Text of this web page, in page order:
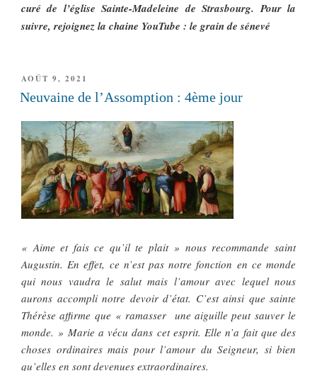
curé de l’église Sainte-Madeleine de Strasbourg. Pour la
suivre, rejoignez la chaine YouTube : le grain de sénevé
PUBLIÉ
LE
AOÛT 9, 2021
Neuvaine de l’Assomption : 4ème jour
« Aime et fais ce qu’il te plait » nous recommande saint
Augustin. En effet, ce n’est pas notre fonction en ce monde
qui nous vaudra le salut mais l’amour avec lequel nous
aurons accompli notre devoir d’état. C’est ainsi que sainte
Thérèse affirme que « ramasser une aiguille peut sauver le
monde. » Marie a vécu dans cet esprit. Elle n’a fait que des
choses ordinaires mais pour l’amour du Seigneur, si bien
qu’elles en sont devenues extraordinaires.